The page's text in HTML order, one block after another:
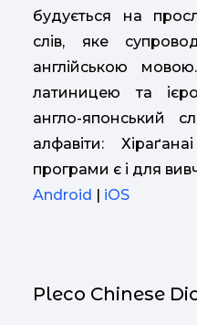
будується на
слів, яке
англійською
латиницею та
англо-японський
алфавіти:
програми є і для
Android | iOS
Pleco Chinese